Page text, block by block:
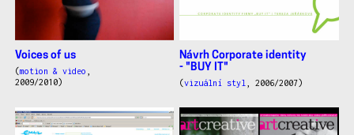
Voices of us
(motion & video
2009/2010)
Návrh Corporate identity
- "BUY IT"
(vizuální styl , 2006/2007)